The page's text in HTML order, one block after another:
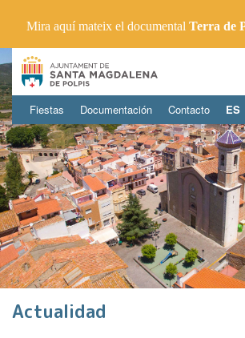
Fiestas Documentación Contacto ES
Actualidad
Mira aquí mateix el documental Terra de